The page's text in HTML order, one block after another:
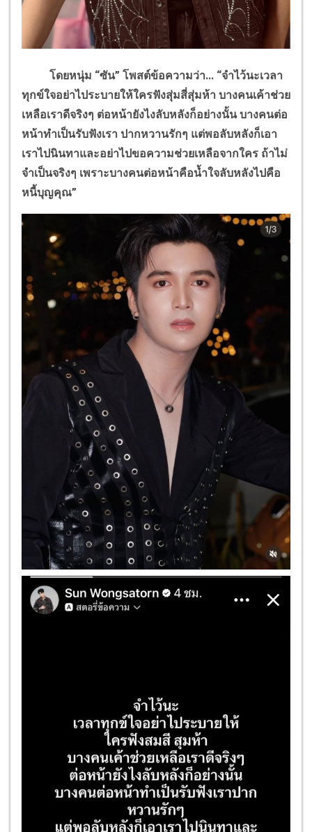
โดยหนุ่ม “ซัน” โพสต์ข้อความว่า... “จำไว้นะเวลา
ทุกข์ใจอย่าไประบายให้ใครฟังสุ่มสี่สุ่มห้า บางคนเค้าช่วย
เหลือเราดีจริงๆ ต่อหน้ายังไงลับหลังก็อย่างนั้น บางคนต่อ
หน้าทำเป็นรับฟังเรา ปากหวานรักๆ แต่พอลับหลังก็เอา
เราไปนินทาและอย่าไปขอความช่วยเหลือจากใคร ถ้าไม่
จำเป็นจริงๆ เพราะบางคนต่อหน้าคือน้ำใจลับหลังไปคือ
หนี้บุญคุณ”